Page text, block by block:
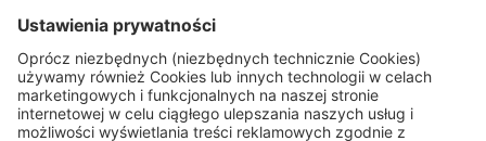
Epilepsy Safe Mode